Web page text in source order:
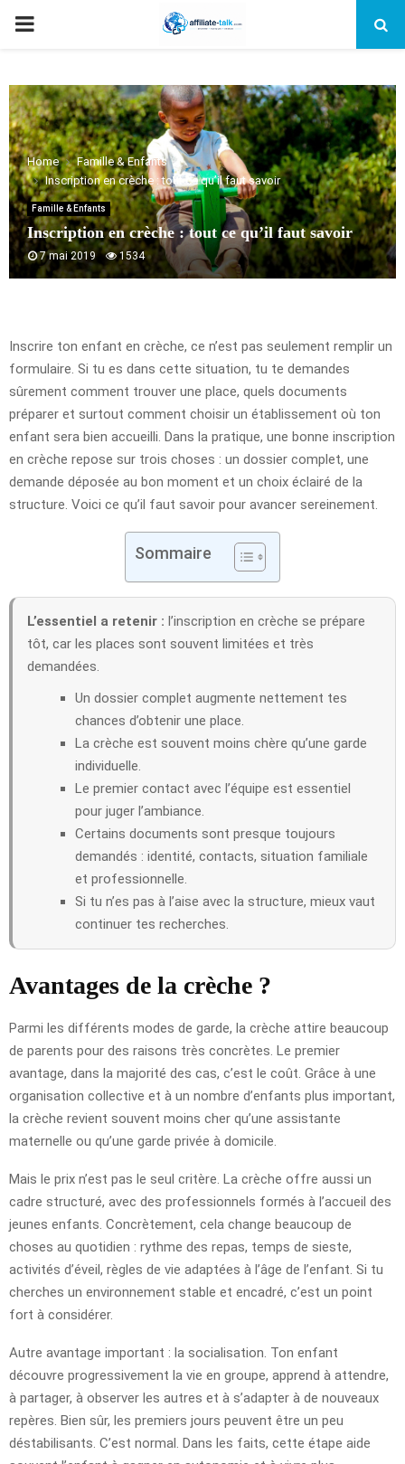
PRIMARY
Home
Famille & Enfants
Inscription en crèche : tout ce qu’il faut savoir
Famille & Enfants
Inscription en crèche : tout ce qu’il faut savoir
7 mai 2019 1534
Inscrire ton enfant en crèche, ce n’est pas seulement remplir un
formulaire. Si tu es dans cette situation, tu te demandes
sûrement comment trouver une place, quels documents
préparer et surtout comment choisir un établissement où ton
enfant sera bien accueilli. Dans la pratique, une bonne inscription
en crèche repose sur trois choses : un dossier complet, une
demande déposée au bon moment et un choix éclairé de la
structure. Voici ce qu’il faut savoir pour avancer sereinement.
Sommaire
L’essentiel a retenir : l’inscription en crèche se prépare
tôt, car les places sont souvent limitées et très
demandées.
Un dossier complet augmente nettement tes
chances d’obtenir une place.
La crèche est souvent moins chère qu’une garde
individuelle.
Le premier contact avec l’équipe est essentiel
pour juger l’ambiance.
Certains documents sont presque toujours
demandés : identité, contacts, situation familiale
et professionnelle.
Si tu n’es pas à l’aise avec la structure, mieux vaut
continuer tes recherches.
Avantages de la crèche ?
Parmi les différents modes de garde, la crèche attire beaucoup
de parents pour des raisons très concrètes. Le premier
avantage, dans la majorité des cas, c’est le coût. Grâce à une
organisation collective et à un nombre d’enfants plus important,
la crèche revient souvent moins cher qu’une assistante
maternelle ou qu’une garde privée à domicile.
Mais le prix n’est pas le seul critère. La crèche offre aussi un
cadre structuré, avec des professionnels formés à l’accueil des
jeunes enfants. Concrètement, cela change beaucoup de
choses au quotidien : rythme des repas, temps de sieste,
activités d’éveil, règles de vie adaptées à l’âge de l’enfant. Si tu
cherches un environnement stable et encadré, c’est un point
fort à considérer.
Autre avantage important : la socialisation. Ton enfant
découvre progressivement la vie en groupe, apprend à attendre,
à partager, à observer les autres et à s’adapter à de nouveaux
repères. Bien sûr, les premiers jours peuvent être un peu
déstabilisants. C’est normal. Dans les faits, cette étape aide